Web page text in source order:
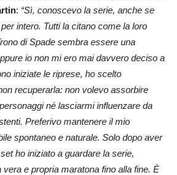
: “Sì, conoscevo la serie, anche se
intero. Tutti la citano come la loro
di Spade sembra essere una
io non mi ero mai davvero deciso a
iniziate le riprese, ho scelto
recuperarla: non volevo assorbire
né lasciarmi influenzare da
Preferivo mantenere il mio
spontaneo e naturale. Solo dopo aver
ho iniziato a guardare la serie,
e propria maratona fino alla fine. È